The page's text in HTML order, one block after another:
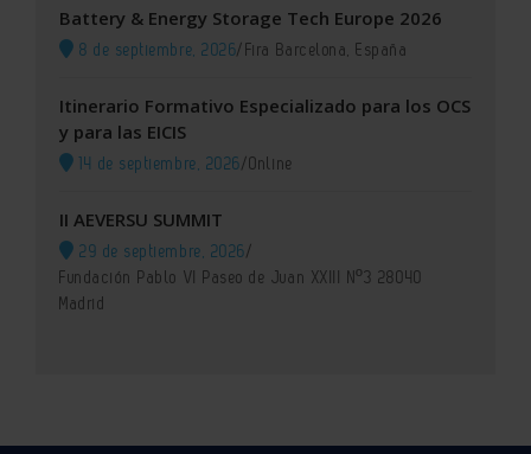
Battery & Energy Storage Tech Europe 2026
8 de septiembre, 2026/Fira Barcelona, España
Itinerario Formativo Especializado para los OCS
y para las EICIS
14 de septiembre, 2026/Online
II AEVERSU SUMMIT
29 de septiembre, 2026/
Fundación Pablo VI Paseo de Juan XXIII Nº3 28040
Madrid